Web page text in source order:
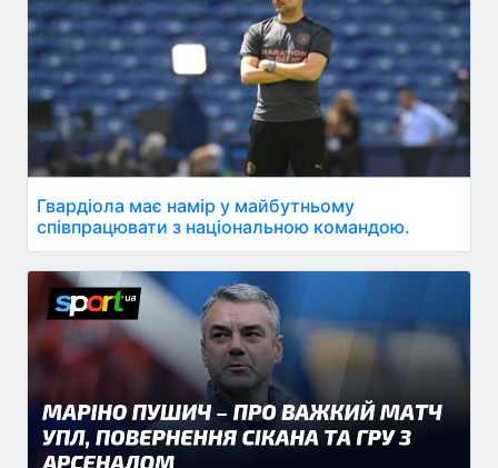
Гвардіола має намір у майбутньому
співпрацювати з національною командою.